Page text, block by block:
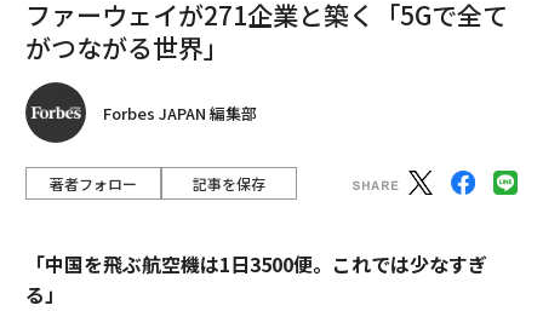
ファーウェイが271企業と築く「5Gで全て
がつながる世界」
Forbes JAPAN 編集部
著者フォロー 記事を保存
「中国を飛ぶ航空機は1日3500便。これでは少なすぎ
る」